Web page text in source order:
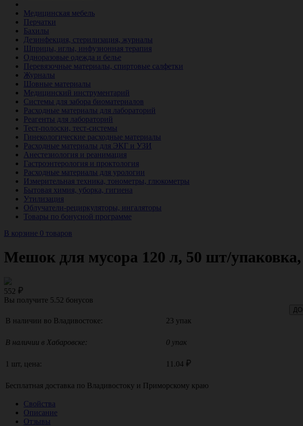
Медицинская мебель
Перчатки
Бахилы
Дезинфекция, стерилизация, журналы
Шприцы, иглы, инфузионная терапия
Одноразовые одежда и белье
Перевязочные материалы, спиртовые салфетки
Журналы
Шовные материалы
Медицинский инструментарий
Системы для забора биоматериалов
Расходные материалы для лабораторий
Реагенты для лабораторий
Тест-полоски, тест-системы
Гинекологические расходные материалы
Расходные материалы для ЭКГ и УЗИ
Анестезиология и реанимация
Гастроэнтерология и проктология
Расходные материалы для урологии
Измерительная техника, тонометры, глюкометры
Бытовая химия, уборка, гигиена
Утилизация
Облучатели-рециркуляторы, ингаляторы
Товары по бонусной программе
В корзине 0 товаров
Мешок для мусора 120 л, 50 шт/упаковка,
552
Вы получите 5.52 бонусов
В наличии во Владивостоке: 23 упак
В наличии в Хабаровске: 0 упак
1 шт, цена: 11.04
Бесплатная доставка по Владивостоку и Приморскому краю
Свойства
Описание
Отзывы